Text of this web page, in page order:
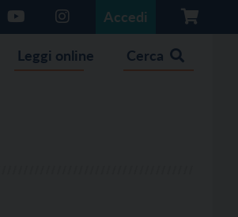
Accedi
Leggi online Cerca